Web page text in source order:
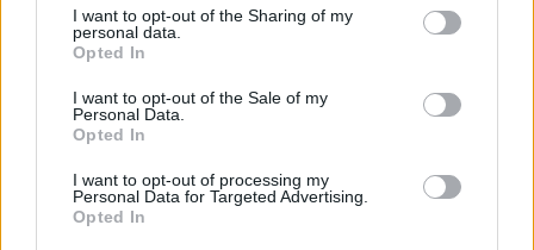
not limited to your visit or usage behaviour. You may click to
grant or deny consent to Google and its third-party tags to
use your data for below specified purposes in below Google
consent section.
I want to opt-out of the Sharing of my
personal data.
Opted In
I want to opt-out of the Sale of my
Personal Data.
Opted In
I want to opt-out of processing my
Personal Data for Targeted Advertising.
Opted In
Lotte de Vries · 7 aug 2026
FINANCIËN